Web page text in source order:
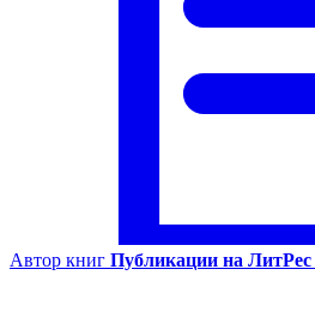
Автор книг Публикации на ЛитРес